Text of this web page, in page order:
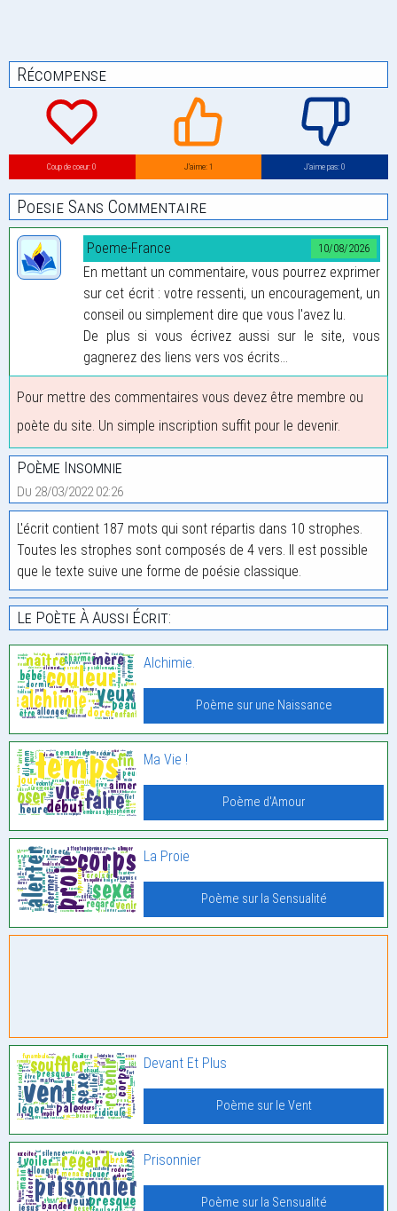
Récompense
Coup de coeur: 0 J’aime: 1 J’aime pas: 0
Poesie Sans Commentaire
10/08/2026
Poeme-France
En mettant un commentaire, vous pourrez exprimer
sur cet écrit : votre ressenti, un encouragement, un
conseil ou simplement dire que vous l'avez lu.
De plus si vous écrivez aussi sur le site, vous
gagnerez des liens vers vos écrits...
Pour mettre des commentaires vous devez être membre ou
poète du site. Un simple inscription suffit pour le devenir.
Poème Insomnie
Du 28/03/2022 02:26
L'écrit contient 187 mots qui sont répartis dans 10 strophes.
Toutes les strophes sont composés de 4 vers. Il est possible
que le texte suive une forme de poésie classique.
Le Poète À Aussi Écrit:
Alchimie.
Poème sur une Naissance
Ma Vie !
Poème d'Amour
La Proie
Poème sur la Sensualité
Devant Et Plus
Poème sur le Vent
Prisonnier
Poème sur la Sensualité